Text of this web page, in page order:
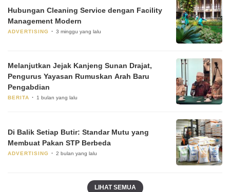
Hubungan Cleaning Service dengan Facility
Management Modern
ADVERTISING 3 minggu yang lalu
Melanjutkan Jejak Kanjeng Sunan Drajat,
Pengurus Yayasan Rumuskan Arah Baru
Pengabdian
BERITA 1 bulan yang lalu
Di Balik Setiap Butir: Standar Mutu yang
Membuat Pakan STP Berbeda
ADVERTISING 2 bulan yang lalu
LIHAT SEMUA